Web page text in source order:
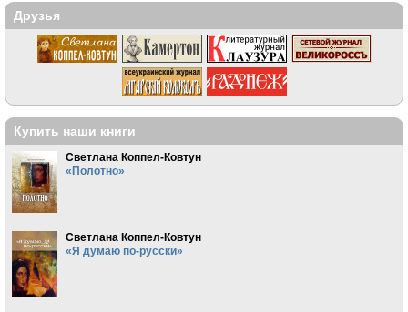
Друзья
Купить наши книги
Светлана Коппел-Ковтун
«Полотно»
Светлана Коппел-Ковтун
«Я думаю по-русски»